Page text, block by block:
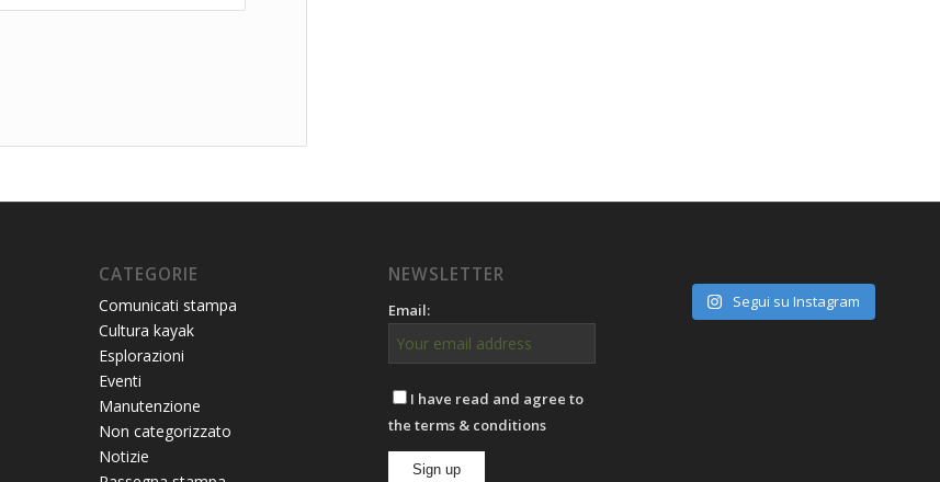
CATEGORIE
Comunicati stampa
Cultura kayak
Esplorazioni
Eventi
Manutenzione
Non categorizzato
Notizie
NEWSLETTER
Email:
I have read and agree to
the terms & conditions
Segui su Instagram